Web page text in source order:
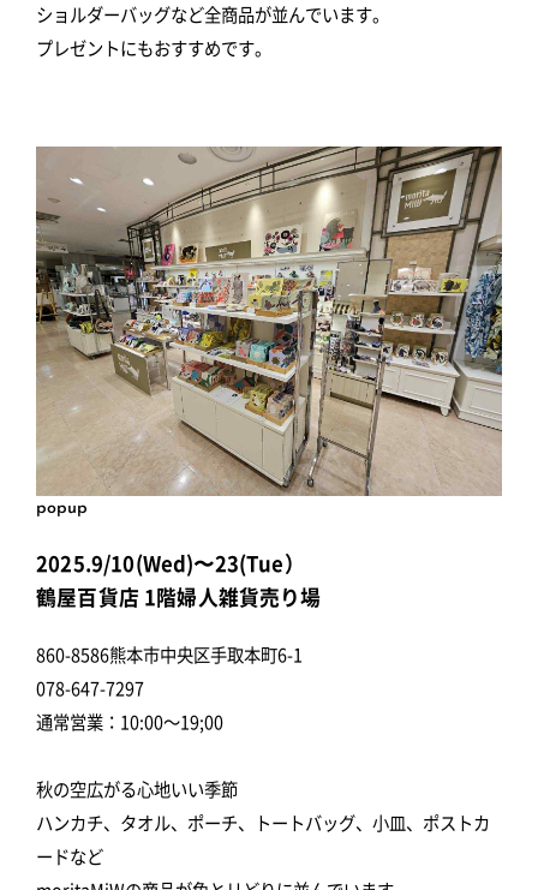
ショルダーバッグなど全商品が並んでいます。
プレゼントにもおすすめです。
popup
2025.9/10(Wed)〜23(Tue）
鶴屋百貨店 1階婦人雑貨売り場
860-8586熊本市中央区手取本町6-1
078-647-7297
通常営業：10:00～19;00
秋の空広がる心地いい季節
ハンカチ、タオル、ポーチ、トートバッグ、小皿、ポストカ
ードなど